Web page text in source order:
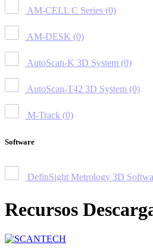
AM-CELL C Series (0)
AM-DESK (0)
AutoScan-K 3D System (0)
AutoScan-T42 3D System (0)
M-Track (0)
Software
DefinSight Metrology 3D
Recursos